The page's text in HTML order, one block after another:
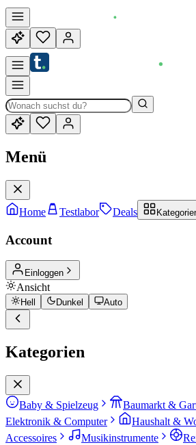
Menü
Home Testlabor Deals
Account
Einloggen
Ansicht
Hell Dunkel Auto
Kategorien
Baby & Spielzeug Baumarkt &
Elektronik & Computer
Haushalt &
Accessoires
Musikinstrumente